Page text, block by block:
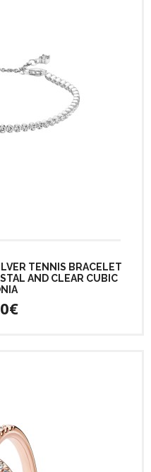
TENNIS BRACELET
AND CLEAR CUBIC